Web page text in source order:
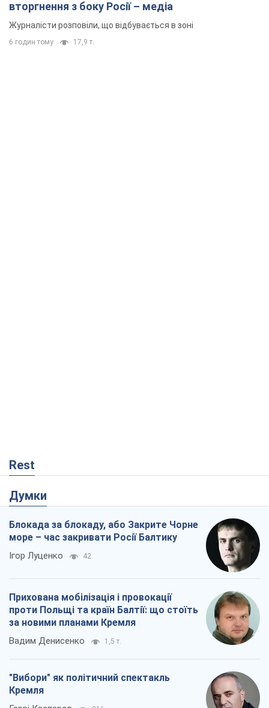
вторгнення з боку Росії – медіа
Журналісти розповіли, що відбувається в зоні
6 годин тому 17,9 т.
Rest
Думки
Блокада за блокаду, або Закрите Чорне
море – час закривати Росії Балтику
Ігор Луценко 42
Прихована мобілізація і провокації
проти Польщі та країн Балтії: що стоїть
за новими планами Кремля
Вадим Денисенко 1,5 т.
"Вибори" як політичний спектакль
Кремля